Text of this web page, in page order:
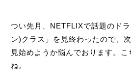
つい先月、NETFLIXで話題のド
ン)クラス」を見終わったので、
見始めようか悩んでおります。こ
ね。